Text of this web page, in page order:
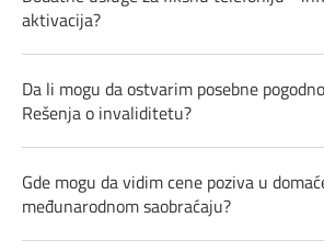
Antena PLUS
TV APP
Šta da gledam?
Kontakt centar
Kako do nas?
Rešavanje problema
aktivacija?
Da li mogu da ostvarim posebne
Rešenja o invaliditetu?
Gde mogu da vidim cene poziva u
međunarodnom saobraćaju?